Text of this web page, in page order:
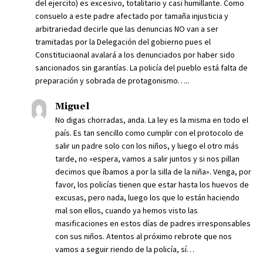
del ejercito) es excesivo, totalitario y casi humillante. Como
consuelo a este padre afectado por tamaña injusticia y
arbitrariedad decirle que las denuncias NO van a ser
tramitadas por la Delegación del gobierno pues el
Constituciaonal avalará a los denunciados por haber sido
sancionados sin garantías. La policía del pueblo está falta de
preparación y sobrada de protagonismo…..
Miguel
No digas chorradas, anda. La ley es la misma en todo el
país. Es tan sencillo como cumplir con el protocolo de
salir un padre solo con los niños, y luego el otro más
tarde, no «espera, vamos a salir juntos y si nos pillan
decimos que íbamos a por la silla de la niña». Venga, por
favor, los policías tienen que estar hasta los huevos de
excusas, pero nada, luego los que lo están haciendo
mal son ellos, cuando ya hemos visto las
masificaciones en estos días de padres irresponsables
con sus niños. Atentos al próximo rebrote que nos
vamos a seguir riendo de la policía, sí…